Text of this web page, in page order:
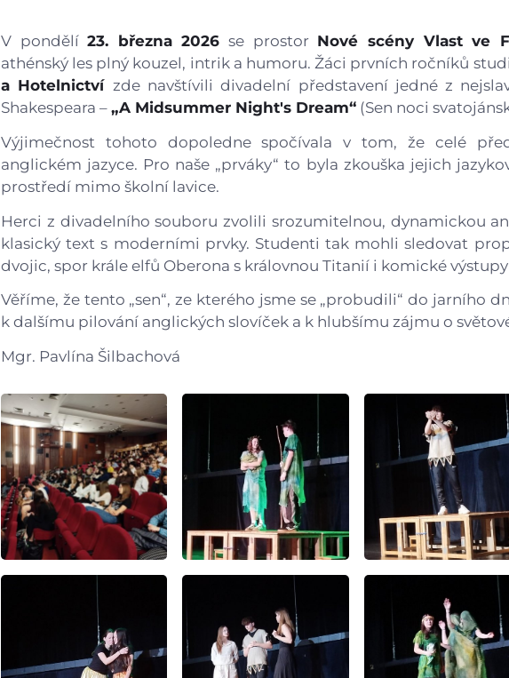
Modernizace sportovišt
E-mail WhatsApp Facebook
V pondělí23. března 2026 se prostor Nové scény Vlast ve
athénský les plný kouzel, intrik a humoru. Žáci prvních ročníků
a Hotelnictví zde navštívili divadelní představení jedné z
Shakespeara – „A Midsummer Night's Dream“ (Sen noci
Výjimečnost tohoto dopoledne spočívala v tom, že celé
anglickém jazyce. Pro naše „prváky“ to byla zkouška jejich
prostředí mimo školní lavice.
Herci z divadelního souboru zvolili srozumitelnou, dynamickou
klasický text s moderními prvky. Studenti tak mohli sledovat
dvojic, spor krále elfů Oberona s královnou Titanií i komické
Věříme, že tento „sen“, ze kterého jsme se „probudili“ do jarního
k dalšímu pilování anglických slovíček a k hlubšímu zájmu o
Mgr. Pavlína Šilbachová